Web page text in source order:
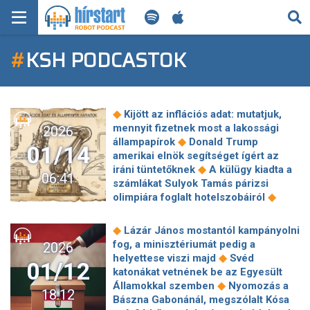
KERESÉS
KEZDŐLAP
FRISS HÍREK
TECH HÍREK
FILM-ZENE-SZÓRAKOZÁS
PLAYLIST
MI AZ A ROBOT PODCAST?
#KSH PODCASTOK
2026
01/14
06:41
◆ Kijött az inflációs adat: mutatjuk,
mennyit fizetnek most a lakossági
állampapírok ◆ Donald Trump
amerikai elnök segítséget ígért az
iráni tüntetőknek ◆ A külügy kiadta a
számlákat Sulyok Tamás párizsi
olimpiára foglalt hotelszobáiról ◆
keletkezett
Halálbüntetésre
ítélhetik Dél-Korea volt elnökét ◆
Leültetnék a jogosítvány nélkül
rollerező férfit, pedig az új Kresz még
hatályba sem lépett ◆Árthat is
magának az ember, ha egyszerre
2026
01/12
18:12
◆ Lázár János mostantól kampányolni
fog, a minisztériumát pedig a
helyettese viszi majd ◆ Svéd
katonákat vetnének be az Egyesült
Államokkal szemben ◆ Nyomozás a
Bászna Gabonánál, megszólalt Kósa